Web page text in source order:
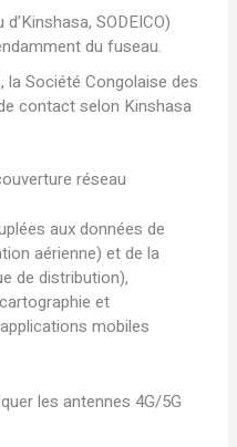
SODEICO)
du fuseau.
Société Congolaise des
contact selon Kinshasa
réseau
aux données de
aérienne) et de la
de distribution),
et
mobiles
les antennes 4G/5G